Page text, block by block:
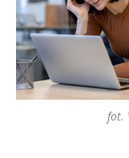
fot.